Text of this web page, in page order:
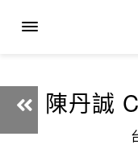
陳丹誠